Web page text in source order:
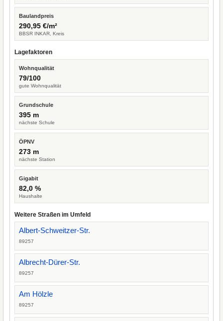
Baulandpreis
290,95 €/m²
BBSR INKAR, Kreis
Lagefaktoren
Wohnqualität
79/100
gute Wohnqualität
Grundschule
395 m
nächste Schule
ÖPNV
273 m
nächste Station
Gigabit
82,0 %
Haushalte
Weitere Straßen im Umfeld
Albert-Schweitzer-Str.
89257
Albrecht-Dürer-Str.
89257
Am Hölzle
89257